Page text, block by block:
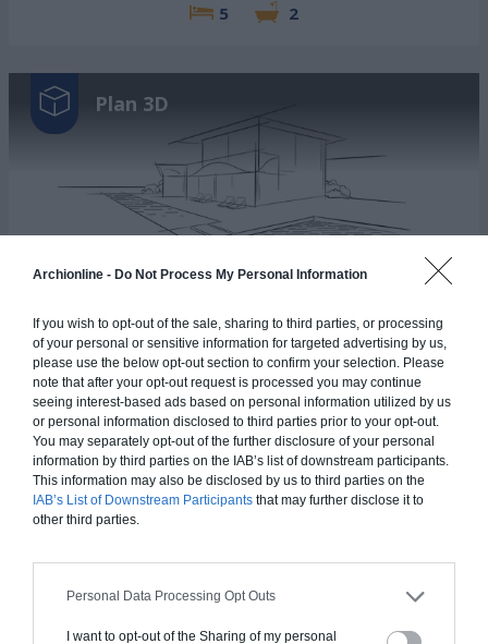
Archionline - Do Not Process My Personal Information
If you wish to opt-out of the sale, sharing to third parties, or processing
of your personal or sensitive information for targeted advertising by us,
please use the below opt-out section to confirm your selection. Please
note that after your opt-out request is processed you may continue
seeing interest-based ads based on personal information utilized by us
or personal information disclosed to third parties prior to your opt-out.
You may separately opt-out of the further disclosure of your personal
information by third parties on the IAB’s list of downstream participants.
This information may also be disclosed by us to third parties on the
IAB’s List of Downstream Participants that may further disclose it to
other third parties.
Personal Data Processing Opt Outs
I want to opt-out of the Sharing of my personal
5
2
Plan 3D
Maison Libes
283.6m²
4
3
Plan 3D